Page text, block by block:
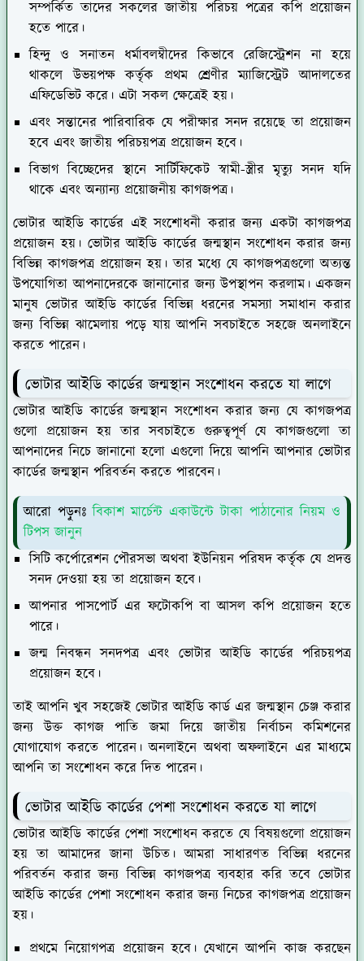
সম্পর্কিত তাদের সকলের জাতীয় পরিচয় পত্রের কপি প্রয়োজন
হতে পারে।
হিন্দু ও সনাতন ধর্মাবলম্বীদের কিভাবে রেজিস্ট্রেশন না হয়ে
থাকলে উভয়পক্ষ কর্তৃক প্রথম শ্রেণীর ম্যাজিস্ট্রেট আদালতের
এফিডেভিট করে। এটা সকল ক্ষেত্রেই হয়।
এবং সন্তানের পারিবারিক যে পরীক্ষার সনদ রয়েছে তা প্রয়োজন
হবে এবং জাতীয় পরিচয়পত্র প্রয়োজন হবে।
বিভাগ বিচ্ছেদের স্থানে সার্টিফিকেট স্বামী-স্ত্রীর মৃত্যু সনদ যদি
থাকে এবং অন্যান্য প্রয়োজনীয় কাগজপত্র।
ভোটার আইডি কার্ডের এই সংশোধনী করার জন্য একটা কাগজপত্র
প্রয়োজন হয়। ভোটার আইডি কার্ডের জন্মস্থান সংশোধন করার জন্য
বিভিন্ন কাগজপত্র প্রয়োজন হয়। তার মধ্যে যে কাগজপত্রগুলো অত্যন্ত
উপযোগিতা আপনাদেরকে জানানোর জন্য উপস্থাপন করলাম। একজন
মানুষ ভোটার আইডি কার্ডের বিভিন্ন ধরনের সমস্যা সমাধান করার
জন্য বিভিন্ন ঝামেলায় পড়ে যায় আপনি সবচাইতে সহজে অনলাইনে
করতে পারেন।
ভোটার আইডি কার্ডের জন্মস্থান সংশোধন করতে যা লাগে
ভোটার আইডি কার্ডের জন্মস্থান সংশোধন করার জন্য যে কাগজপত্র
গুলো প্রয়োজন হয় তার সবচাইতে গুরুত্বপূর্ণ যে কাগজগুলো তা
আপনাদের নিচে জানানো হলো এগুলো দিয়ে আপনি আপনার ভোটার
কার্ডের জন্মস্থান পরিবর্তন করতে পারবেন।
আরো পড়ুনঃবিকাশ মার্চেন্ট একাউন্টে টাকা পাঠানোর নিয়ম ও
টিপস জানুন
সিটি কর্পোরেশন পৌরসভা অথবা ইউনিয়ন পরিষদ কর্তৃক যে প্রদত্ত
সনদ দেওয়া হয় তা প্রয়োজন হবে।
আপনার পাসপোর্ট এর ফটোকপি বা আসল কপি প্রয়োজন হতে
পারে।
জন্ম নিবন্ধন সনদপত্র এবং ভোটার আইডি কার্ডের পরিচয়পত্র
প্রয়োজন হবে।
তাই আপনি খুব সহজেই ভোটার আইডি কার্ড এর জন্মস্থান চেঞ্জ করার
জন্য উক্ত কাগজ পাতি জমা দিয়ে জাতীয় নির্বাচন কমিশনের
যোগাযোগ করতে পারেন। অনলাইনে অথবা অফলাইনে এর মাধ্যমে
আপনি তা সংশোধন করে দিত পারেন।
ভোটার আইডি কার্ডের পেশা সংশোধন করতে যা লাগে
ভোটার আইডি কার্ডের পেশা সংশোধন করতে যে বিষয়গুলো প্রয়োজন
হয় তা আমাদের জানা উচিত। আমরা সাধারণত বিভিন্ন ধরনের
পরিবর্তন করার জন্য বিভিন্ন কাগজপত্র ব্যবহার করি তবে ভোটার
আইডি কার্ডের পেশা সংশোধন করার জন্য নিচের কাগজপত্র প্রয়োজন
হয়।
প্রথমে নিয়োগপত্র প্রয়োজন হবে। যেখানে আপনি কাজ করছেন